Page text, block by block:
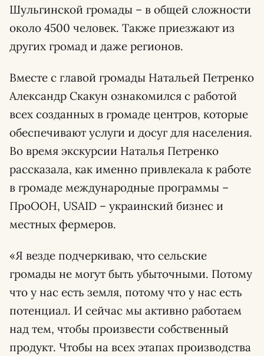
Шульгинской громады – в общей сложности
около 4500 человек. Также приезжают из
других громад и даже регионов.
Вместе с главой громады Натальей Петренко
Александр Скакун ознакомился с работой
всех созданных в громаде центров, которые
обеспечивают услуги и досуг для населения.
Во время экскурсии Наталья Петренко
рассказала, как именно привлекала к работе
в громаде международные программы –
ПроООН, USAID – украинский бизнес и
местных фермеров.
«Я везде подчеркиваю, что сельские
громады не могут быть убыточными. Потому
что у нас есть земля, потому что у нас есть
потенциал. И сейчас мы активно работаем
над тем, чтобы произвести собственный
продукт. Чтобы на всех этапах производства